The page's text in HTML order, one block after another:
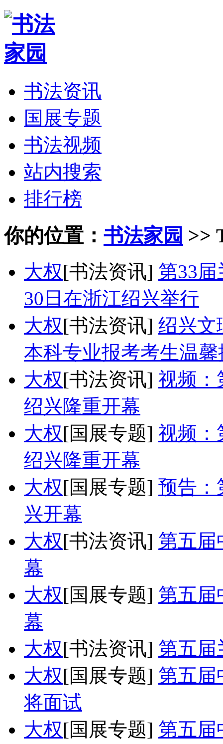
书法资讯
国展专题
书法视频
站内搜索
排行榜
你的位置： 书法家园 >>
大权[书法资讯] 第33
30日在浙江绍兴举行
大权[书法资讯] 绍兴文
本科专业报考考生温馨
大权[书法资讯] 视频：
绍兴隆重开幕
大权[国展专题] 视频：
绍兴隆重开幕
大权[国展专题] 预告：
兴开幕
大权[书法资讯] 第五届
幕
大权[国展专题] 第五届
幕
大权[书法资讯] 第五届
大权[国展专题] 第五届
将面试
大权[国展专题] 第五届